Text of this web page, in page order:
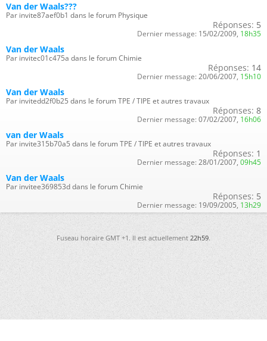
Van der Waals???
Par invite87aef0b1 dans le forum Physique
Réponses: 5
Dernier message: 15/02/2009, 18h35
Van der Waals
Par invitec01c475a dans le forum Chimie
Réponses: 14
Dernier message: 20/06/2007, 15h10
Van der Waals
Par invitedd2f0b25 dans le forum TPE / TIPE et autres travaux
Réponses: 8
Dernier message: 07/02/2007, 16h06
van der Waals
Par invite315b70a5 dans le forum TPE / TIPE et autres travaux
Réponses: 1
Dernier message: 28/01/2007, 09h45
Van der Waals
Par invitee369853d dans le forum Chimie
Réponses: 5
Dernier message: 19/09/2005, 13h29
Fuseau horaire GMT +1. Il est actuellement22h59.